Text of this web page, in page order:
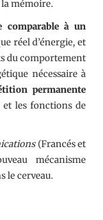
mémoire.
comparable à un
réel d’énergie, et
du comportement
nécessaire à
permanente
et les fonctions de
(Francés et
mécanisme
le cerveau.